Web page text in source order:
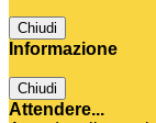
Chiudi
Informazione
Chiudi
Attendere...